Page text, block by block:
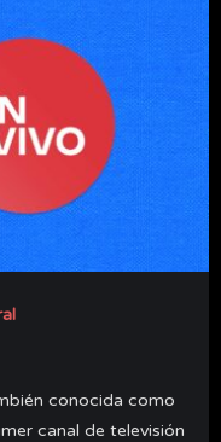
conocida como
canal de televisión